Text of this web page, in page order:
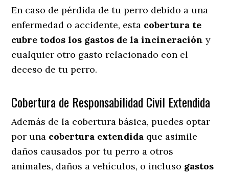
En caso de pérdida de tu perro debido a una
enfermedad o accidente, esta cobertura te
cubre todos los gastos de la incineración y
cualquier otro gasto relacionado con el
deceso de tu perro.
Cobertura de Responsabilidad Civil Extendida
Además de la cobertura básica, puedes optar
por una cobertura extendida que asimile
daños causados por tu perro a otros
animales, daños a vehículos, o incluso gastos